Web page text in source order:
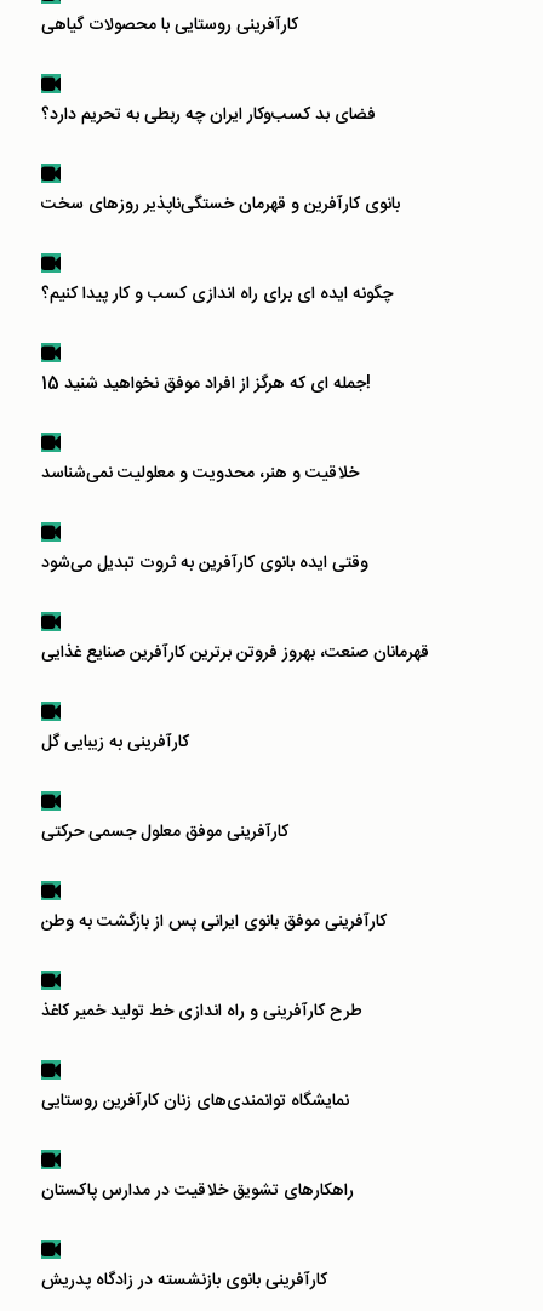
کارآفرینی روستایی با محصولات گیاهی
فضای بد کسب‌و‌کار ایران چه ربطی به تحریم دارد؟
بانوی کارآفرین و قهرمان خستگی‌ناپذیر روزهای سخت
چگونه ایده ای برای راه اندازی کسب و کار پیدا کنیم؟
15 جمله ای که هرگز از افراد موفق نخواهید شنید!
خلاقیت و هنر، محدویت و معلولیت نمی‌شناسد
وقتی ایده بانوی کارآفرین به ثروت تبدیل می‌شود
قهرمانان صنعت، بهروز فروتن برترین کارآفرین صنایع غذایی
کارآفرینی به زیبایی گل
کارآفرینی موفق معلول جسمی حرکتی
کارآفرینی موفق بانوی ایرانی پس از بازگشت به وطن
طرح کارآفرینی و راه اندازی خط تولید خمیر کاغذ
نمایشگاه توانمندی‌های زنان کارآفرین روستایی
راهکارهای تشویق خلاقیت در مدارس پاکستان
کارآفرینی بانوی بازنشسته‌ در زادگاه پدریش